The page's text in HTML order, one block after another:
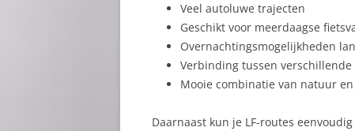
Veel autoluwe trajecten
Geschikt voor meerdaagse
Overnachtingsmogelijkheden
Verbinding tussen verschillende
Mooie combinatie van natuur
Daarnaast kun je LF-routes